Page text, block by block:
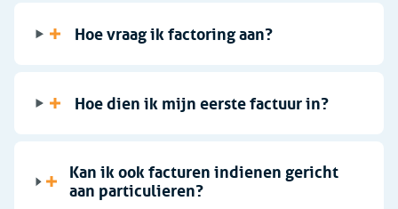
Hoe vraag ik factoring aan?
Hoe dien ik mijn eerste factuur in?
Kan ik ook facturen indienen gericht
aan particulieren?